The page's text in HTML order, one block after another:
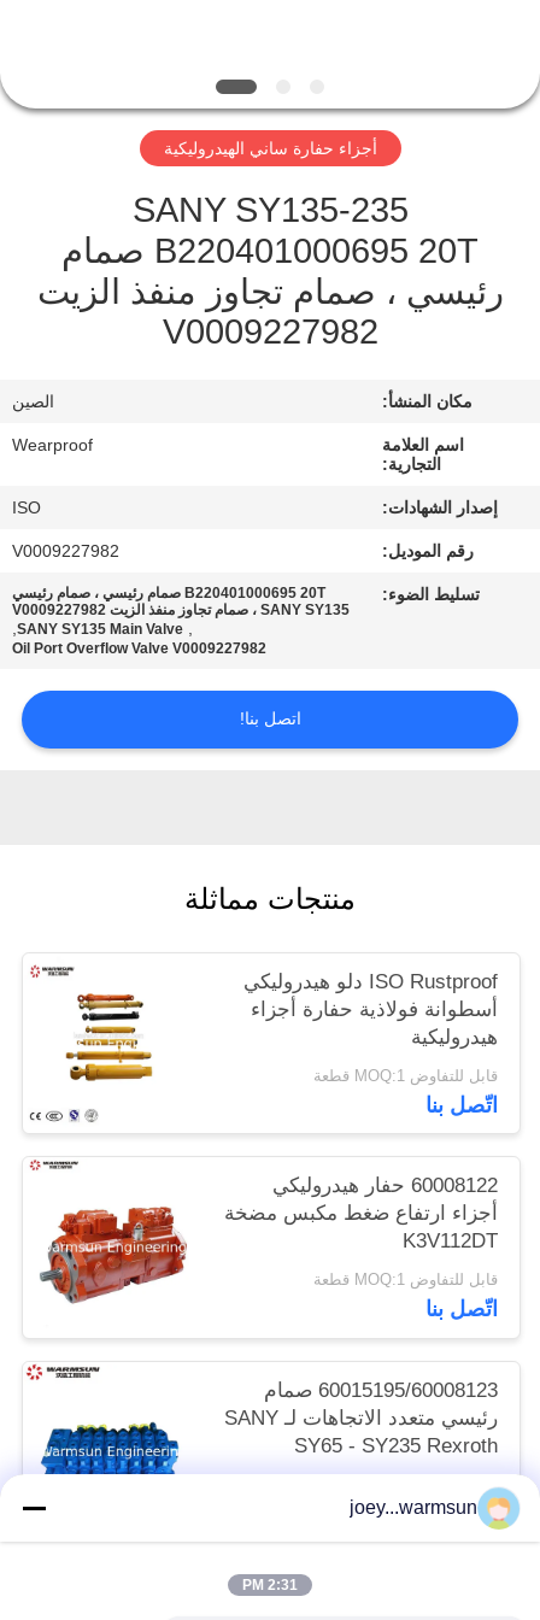
الجودة
اطلب
خريطة
الموقع
PRIVACY
POLICY
أجزاء حفارة ساني الهيدروليكية
SANY SY135-235
B220401000695 20T صمام
رئيسي ، صمام تجاوز منفذ الزيت
V0009227982
مكان المنشأ: الصين
اسم العلامة
التجارية:
Wearproof
إصدار الشهادات: ISO
رقم الموديل: V0009227982
تسليط الضوء:
B220401000695 20T صمام رئيسي ، صمام رئيسي
SANY SY135 ، صمام تجاوز منفذ الزيت V0009227982
,
SANY SY135 Main Valve
,
Oil Port Overflow Valve V0009227982
اتصل بنا!
منتجات مماثلة
ISO Rustproof دلو هيدروليكي
أسطوانة فولاذية حفارة أجزاء
هيدروليكية
قابل للتفاوض MOQ:1 قطعة
اتّصل بنا
60008122 حفار هيدروليكي
أجزاء ارتفاع ضغط مكبس مضخة
K3V112DT
قابل للتفاوض MOQ:1 قطعة
اتّصل بنا
60015195/60008123 صمام
رئيسي متعدد الاتجاهات لـ SANY
SY65 - SY235 Rexroth
HUSCO
قابل للتفاوض MOQ:1 قطعة
اتّصل بنا
joey...warmsun
2:31 PM